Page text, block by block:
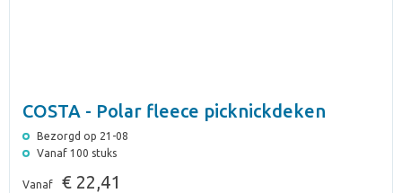
COSTA - Polar fleece picknickdeken
Bezorgd op 21-08
Vanaf 100 stuks
Vanaf € 22,41